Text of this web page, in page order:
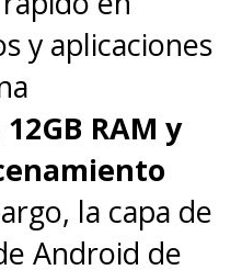
carga,
tipo clip
ahora es
, con un
que reduce
Y a nivel
y aplicaciones
12GB RAM y
la capa de
Android de